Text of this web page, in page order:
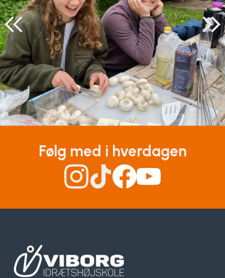
Følg med i hverdagen
Svømning og Livredning
Tons og teambuilding
Vandsport
Volleyball
Yoga